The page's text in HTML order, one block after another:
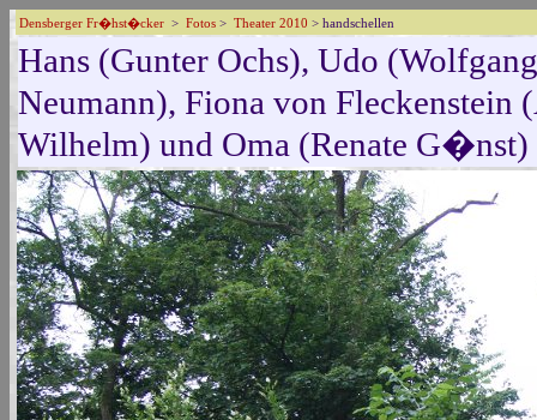
Densberger Fr�hst�cker > Fotos > Theater 2010 > handschellen
Hans (Gunter Ochs), Udo
Neumann), Fiona von Fleckenstein
Wilhelm) und Oma (Renate G�nst)